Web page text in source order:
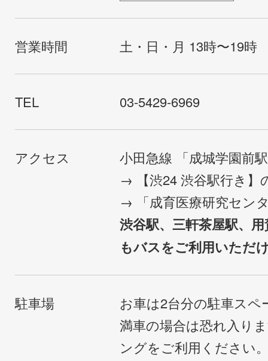
営業時間 土・日・月 13時〜19時
TEL 03-5429-6969
アクセス
小田急線 「成城学園前
→ 【渋24 渋谷駅行き】
→ 「成育医療研究セン
渋谷駅、三軒茶屋駅、
もバスをご利用いただ
駐車場
お車は2台分の駐車ス
満車の場合は恐れ入り
ングをご利用ください